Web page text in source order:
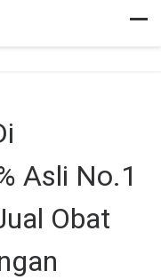
Asli No.1
Obat